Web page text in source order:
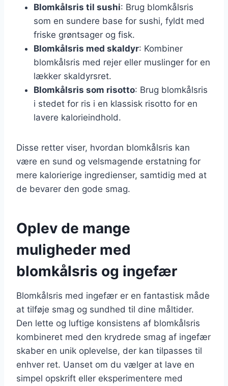
Blomkålsris til sushi: Brug blomkålsris
som en sundere base for sushi, fyldt med
friske grøntsager og fisk.
Blomkålsris med skaldyr: Kombiner
blomkålsris med rejer eller muslinger for en
lækker skaldyrsret.
Blomkålsris som risotto: Brug blomkålsris
i stedet for ris i en klassisk risotto for en
lavere kalorieindhold.
Disse retter viser, hvordan blomkålsris kan
være en sund og velsmagende erstatning for
mere kalorierige ingredienser, samtidig med at
de bevarer den gode smag.
Oplev de mange
muligheder med
blomkålsris og ingefær
Blomkålsris med ingefær er en fantastisk måde
at tilføje smag og sundhed til dine måltider.
Den lette og luftige konsistens af blomkålsris
kombineret med den krydrede smag af ingefær
skaber en unik oplevelse, der kan tilpasses til
enhver ret. Uanset om du vælger at lave en
simpel opskrift eller eksperimentere med